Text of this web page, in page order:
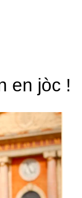
en jòc !